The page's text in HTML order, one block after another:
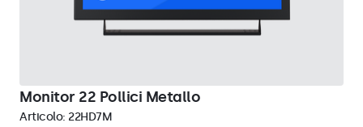
Monitor 22 Pollici Metallo
Articolo: 22HD7M